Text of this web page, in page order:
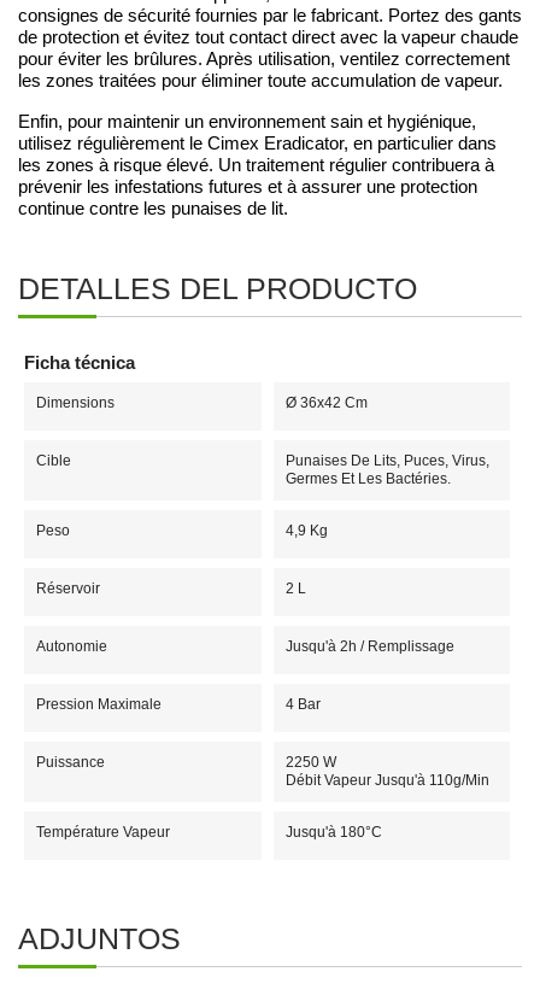
consignes de sécurité fournies par le fabricant. Portez des gants
de protection et évitez tout contact direct avec la vapeur chaude
pour éviter les brûlures. Après utilisation, ventilez correctement
les zones traitées pour éliminer toute accumulation de vapeur.
Enfin, pour maintenir un environnement sain et hygiénique,
utilisez régulièrement le Cimex Eradicator, en particulier dans
les zones à risque élevé. Un traitement régulier contribuera à
prévenir les infestations futures et à assurer une protection
continue contre les punaises de lit.
DETALLES DEL PRODUCTO
Ficha técnica
Dimensions Ø 36x42 Cm
Cible
Punaises De Lits, Puces, Virus,
Germes Et Les Bactéries.
Peso 4,9 Kg
Réservoir 2 L
Autonomie Jusqu'à 2h / Remplissage
Pression Maximale 4 Bar
Puissance
2250 W
Débit Vapeur Jusqu'à 110g/min
Température Vapeur Jusqu'à 180°C
ADJUNTOS